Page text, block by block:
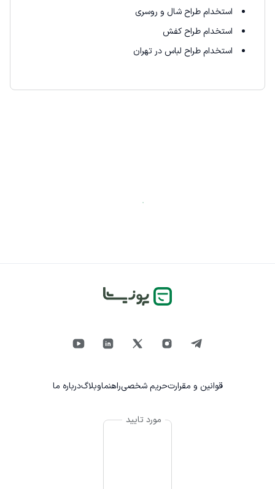
استخدام طراح شال و روسری
استخدام طراح کفش
استخدام طراح لباس در تهران
قوانین و مقرارتحریم شخصیراهنماوبلاگدرباره ما
مورد تایید